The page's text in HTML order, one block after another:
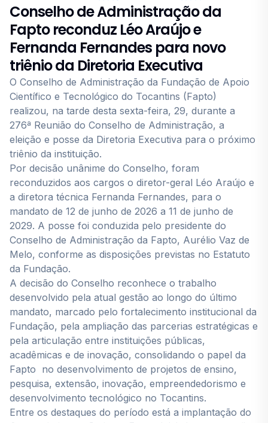
Conselho de Administração da
Fapto reconduz Léo Araújo e
Fernanda Fernandes para novo
triênio da Diretoria Executiva
O Conselho de Administração da Fundação de Apoio
Científico e Tecnológico do Tocantins (Fapto)
realizou, na tarde desta sexta-feira, 29, durante a
276ª Reunião do Conselho de Administração, a
eleição e posse da Diretoria Executiva para o próximo
triênio da instituição.
Por decisão unânime do Conselho, foram
reconduzidos aos cargos o diretor-geral Léo Araújo e
a diretora técnica Fernanda Fernandes, para o
mandato de 12 de junho de 2026 a 11 de junho de
2029. A posse foi conduzida pelo presidente do
Conselho de Administração da Fapto, Aurélio Vaz de
Melo, conforme as disposições previstas no Estatuto
da Fundação.
A decisão do Conselho reconhece o trabalho
desenvolvido pela atual gestão ao longo do último
mandato, marcado pelo fortalecimento institucional da
Fundação, pela ampliação das parcerias estratégicas e
pela articulação entre instituições públicas,
acadêmicas e de inovação, consolidando o papel da
Fapto no desenvolvimento de projetos de ensino,
pesquisa, extensão, inovação, empreendedorismo e
desenvolvimento tecnológico no Tocantins.
Entre os destaques do período está a implantação do